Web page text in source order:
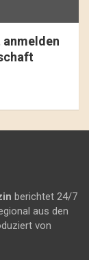
berichtet 24/7
aus den
von